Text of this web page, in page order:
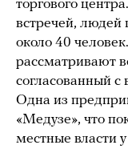
торгового
встречей,
около 40
рассматривают
согласованный с
Одна из
«Медузе», что
местные власти